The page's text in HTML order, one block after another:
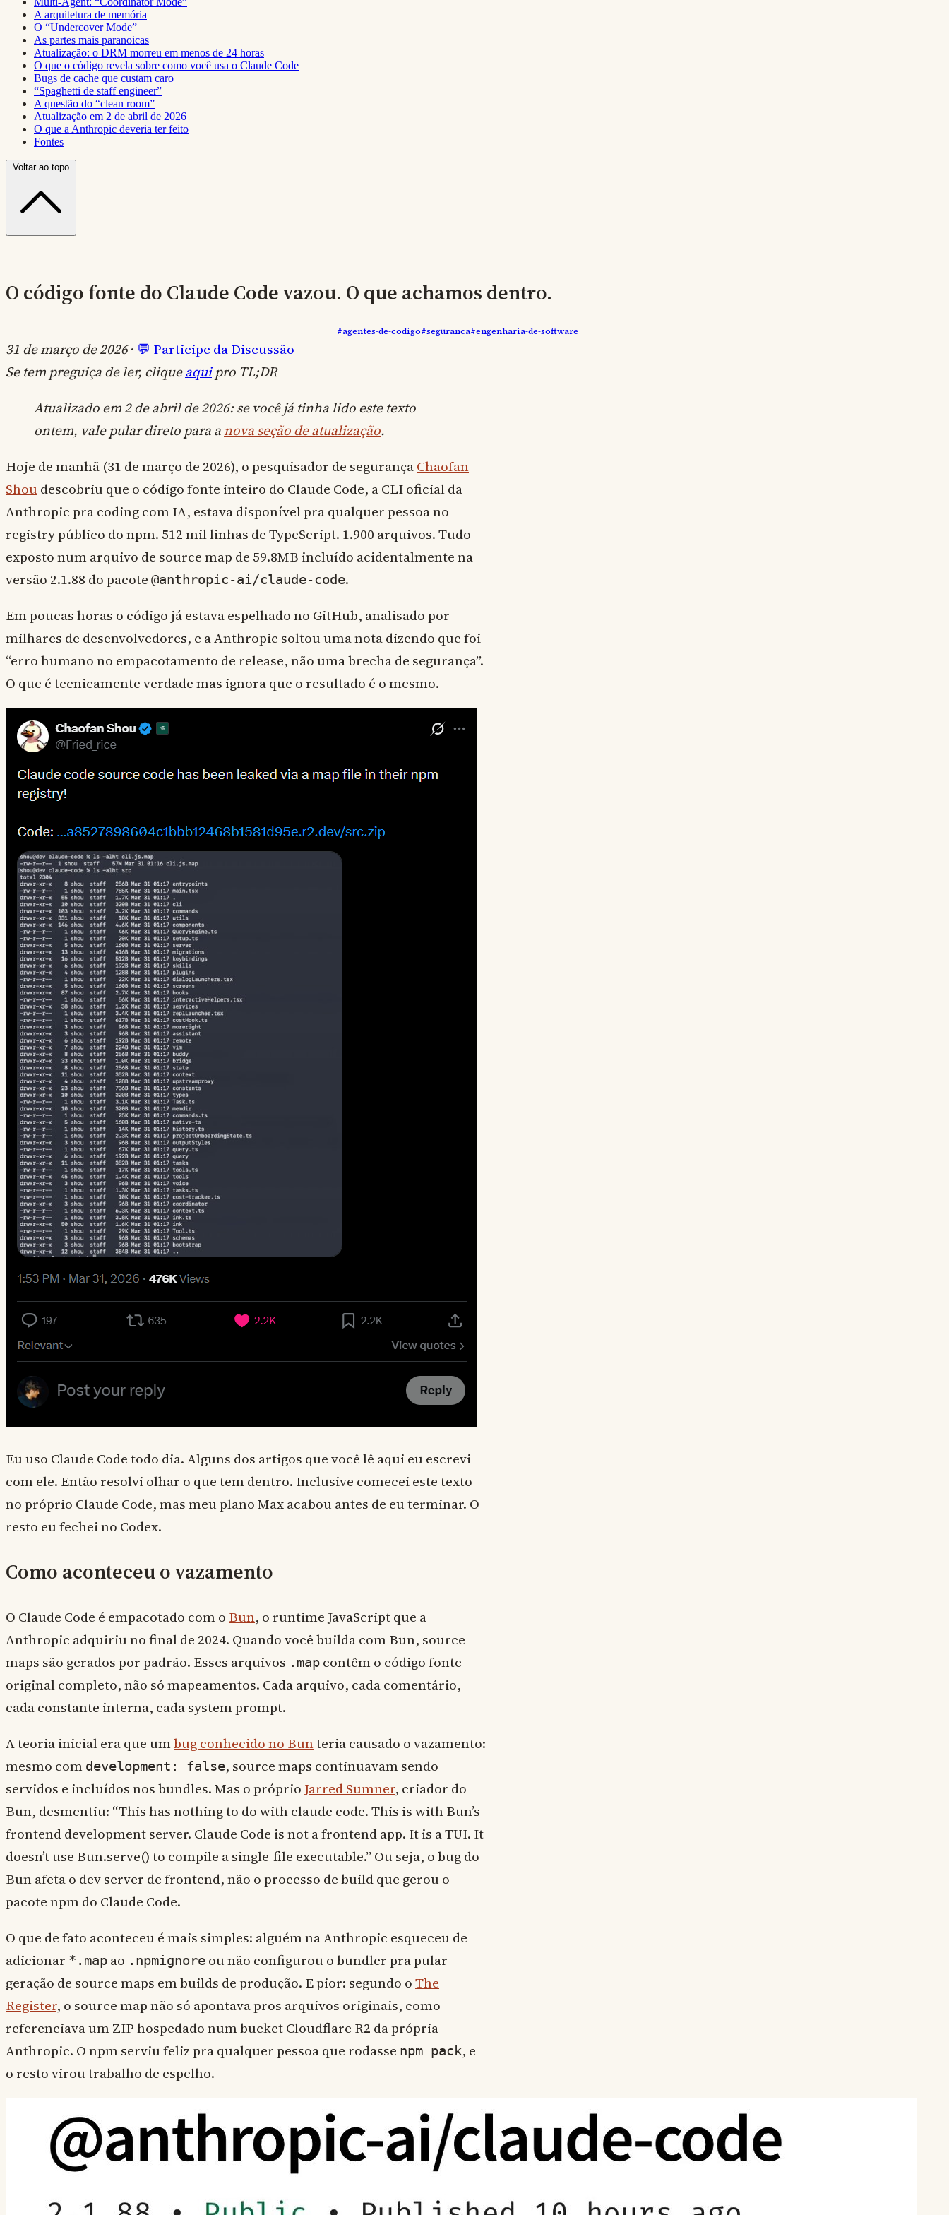
A arquitetura de memória
O “Undercover Mode”
As partes mais paranoicas
Atualização: o DRM morreu em menos de 24 horas
O que o código revela sobre como você usa o Claude Code
Bugs de cache que custam caro
“Spaghetti de staff engineer”
A questão do “clean room”
Atualização em 2 de abril de 2026
O que a Anthropic deveria ter feito
Fontes
Voltar ao topo
O código fonte do Claude Code vazou. O que achamos dentro.
#agentes-de-codigo#seguranca#engenharia-de-software
31 de março de 2026· 💬 Participe da Discussão
Se tem preguiça de ler, cliqueaquipro TL;DR
Atualizado em 2 de abril de 2026: se você já tinha lido este texto
ontem, vale pular direto para anova seção de atualização.
Hoje de manhã (31 de março de 2026), o pesquisador de segurançaChaofan
Shou descobriu que o código fonte inteiro do Claude Code, a CLI oficial da
Anthropic pra coding com IA, estava disponível pra qualquer pessoa no
registry público do npm. 512 mil linhas de TypeScript. 1.900 arquivos. Tudo
exposto num arquivo de source map de 59.8MB incluído acidentalmente na
versão 2.1.88 do pacote @anthropic-ai/claude-code.
Em poucas horas o código já estava espelhado no GitHub, analisado por
milhares de desenvolvedores, e a Anthropic soltou uma nota dizendo que foi
“erro humano no empacotamento de release, não uma brecha de segurança”.
O que é tecnicamente verdade mas ignora que o resultado é o mesmo.
Eu uso Claude Code todo dia. Alguns dos artigos que você lê aqui eu escrevi
com ele. Então resolvi olhar o que tem dentro. Inclusive comecei este texto
no próprio Claude Code, mas meu plano Max acabou antes de eu terminar. O
resto eu fechei no Codex.
Como aconteceu o vazamento
O Claude Code é empacotado com o Bun, o runtime JavaScript que a
Anthropic adquiriu no final de 2024. Quando você builda com Bun, source
maps são gerados por padrão. Esses arquivos .map contêm o código fonte
original completo, não só mapeamentos. Cada arquivo, cada comentário,
cada constante interna, cada system prompt.
A teoria inicial era que umbug conhecido no Bunteria causado o vazamento:
mesmo com development: false, source maps continuavam sendo
servidos e incluídos nos bundles. Mas o próprio Jarred Sumner, criador do
Bun, desmentiu: “This has nothing to do with claude code. This is with Bun’s
frontend development server. Claude Code is not a frontend app. It is a TUI. It
doesn’t use Bun.serve() to compile a single-file executable.” Ou seja, o bug do
Bun afeta o dev server de frontend, não o processo de build que gerou o
pacote npm do Claude Code.
O que de fato aconteceu é mais simples: alguém na Anthropic esqueceu de
adicionar *.map ao .npmignore ou não configurou o bundler pra pular
geração de source maps em builds de produção. E pior: segundo oThe
Register, o source map não só apontava pros arquivos originais, como
referenciava um ZIP hospedado num bucket Cloudflare R2 da própria
Anthropic. O npm serviu feliz pra qualquer pessoa que rodasse npm pack, e
o resto virou trabalho de espelho.